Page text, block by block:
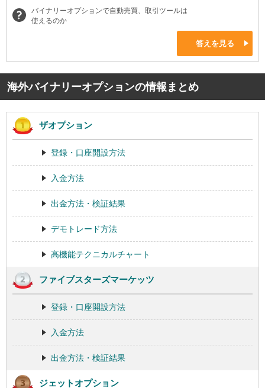
バイナリーオプションで自動売買、取引ツールは
使えるのか
答えを見る
海外バイナリーオプションの情報まとめ
ザオプション
登録・口座開設方法
入金方法
出金方法・検証結果
デモトレード方法
高機能テクニカルチャート
ファイブスターズマーケッツ
登録・口座開設方法
入金方法
出金方法・検証結果
ジェットオプション